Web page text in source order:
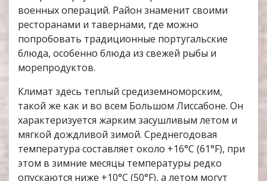
военных операций. Район знаменит своими
ресторанами и тавернами, где можно
попробовать традиционные португальские
блюда, особенно блюда из свежей рыбы и
морепродуктов.
Климат здесь теплый средиземноморским,
такой же как и во всем Большом Лиссабоне. Он
характеризуется жарким засушливым летом и
мягкой дождливой зимой. Среднегодовая
температура составляет около +16°C (61°F), при
этом в зимние месяцы температуры редко
опускаются ниже +10°C (50°F), а летом могут